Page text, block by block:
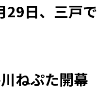
日、三戸で
ねぷた開幕